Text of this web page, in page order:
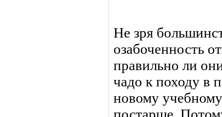
Не зря
озабоченность
правильно ли
чадо к походу в
новому